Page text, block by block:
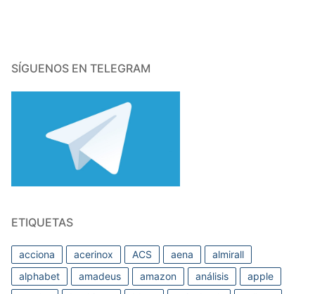
SÍGUENOS EN TELEGRAM
ETIQUETAS
acciona acerinox ACS aena
almirall
alphabet
amadeus amazon análisis
apple